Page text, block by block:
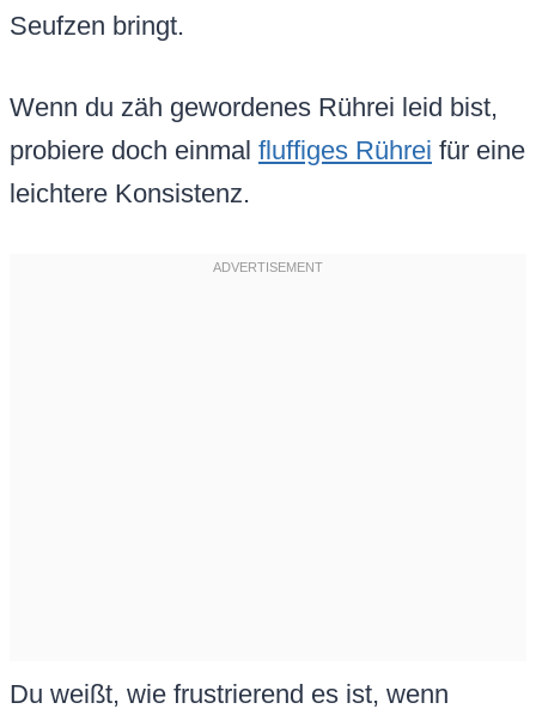
Seufzen bringt.
Wenn du zäh gewordenes Rührei leid bist,
probiere doch einmal fluffiges Rührei für eine
leichtere Konsistenz.
Du weißt, wie frustrierend es ist, wenn